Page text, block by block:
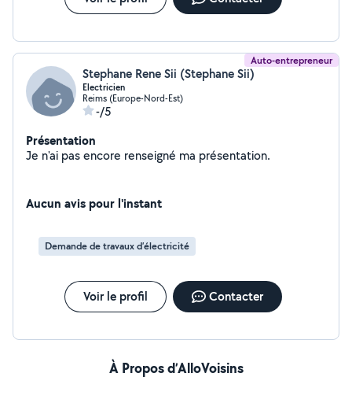
Auto-entrepreneur
Stephane Rene Sii (Stephane Sii)
Electricien
Reims (Europe-Nord-Est)
-/5
Présentation
Je n'ai pas encore renseigné ma présentation.
Aucun avis pour l'instant
Demande de travaux d’électricité
Voir le profil Contacter
À Propos d’AlloVoisins